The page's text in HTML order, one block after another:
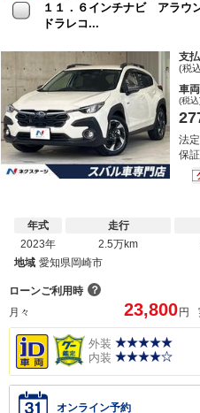
１１．６インチナビ アラ
ドラレコ...
支
(税
車
(税込
法
保
年式
2023年
走行
2.5万km
地域 愛知県岡崎市
ローンご利用時 ？
月々
23,800 円
外装
内装
オンライン予約